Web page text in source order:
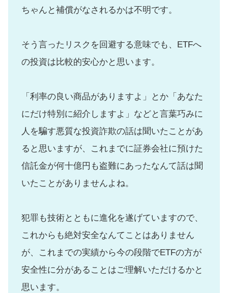
ちゃんと補償がなされるかは不明です。
そう言ったリスクを回避する意味でも、ETFへ
の投資は比較的安心かと思います。
「利率の良い商品がありますよ」とか「あなた
にだけ特別に紹介しますよ」などと言葉巧みに
人を騙す悪質な投資詐欺の話は聞いたことがあ
ると思いますが、これまでに証券会社に預けた
信託金が何十億円も盗難にあったなんて話は聞
いたことがありませんよね。
犯罪も技術とともに進化を遂げていますので、
これからも絶対安全なんてことはありません
が、これまでの実績から今の段階でETFの方が
安全性に分があることはご理解いただけるかと
思います。